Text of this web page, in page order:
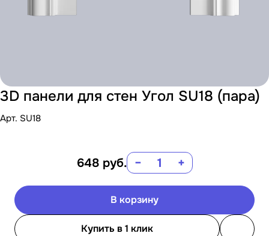
3D панели для стен Угол SU18 (пара)
Арт. SU18
648 руб. − +
В корзину
Купить в 1 клик